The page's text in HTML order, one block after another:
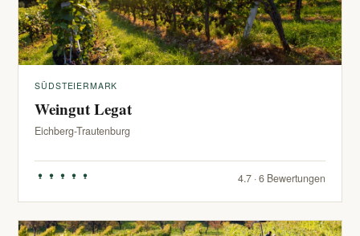
SÜDSTEIERMARK
Weingut Legat
Eichberg-Trautenburg
4.7 · 6 Bewertungen